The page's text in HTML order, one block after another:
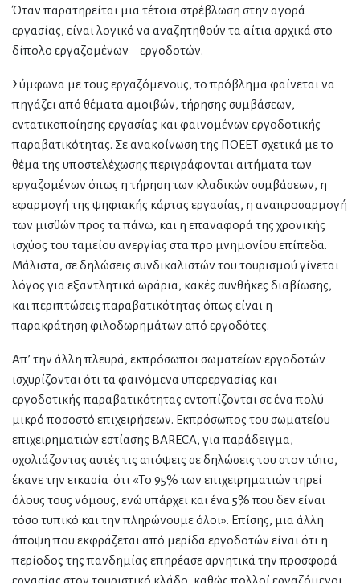
Όταν παρατηρείται μια τέτοια στρέβλωση στην αγορά
εργασίας, είναι λογικό να αναζητηθούν τα αίτια αρχικά στο
δίπολο εργαζομένων – εργοδοτών.
Σύμφωνα με τους εργαζόμενους, το πρόβλημα φαίνεται να
πηγάζει από θέματα αμοιβών, τήρησης συμβάσεων,
εντατικοποίησης εργασίας και φαινομένων εργοδοτικής
παραβατικότητας. Σε ανακοίνωση της ΠΟΕΕΤ σχετικά με το
θέμα της υποστελέχωσης περιγράφονται αιτήματα των
εργαζομένων όπως η τήρηση των κλαδικών συμβάσεων, η
εφαρμογή της ψηφιακής κάρτας εργασίας, η αναπροσαρμογή
των μισθών προς τα πάνω, και η επαναφορά της χρονικής
ισχύος του ταμείου ανεργίας στα προ μνημονίου επίπεδα.
Μάλιστα, σε δηλώσεις συνδικαλιστών του τουρισμού γίνεται
λόγος για εξαντλητικά ωράρια, κακές συνθήκες διαβίωσης,
και περιπτώσεις παραβατικότητας όπως είναι η
παρακράτηση φιλοδωρημάτων από εργοδότες.
Απ’ την άλλη πλευρά, εκπρόσωποι σωματείων εργοδοτών
ισχυρίζονται ότι τα φαινόμενα υπερεργασίας και
εργοδοτικής παραβατικότητας εντοπίζονται σε ένα πολύ
μικρό ποσοστό επιχειρήσεων. Εκπρόσωπος του σωματείου
επιχειρηματιών εστίασης BARECA, για παράδειγμα,
σχολιάζοντας αυτές τις απόψεις σε δηλώσεις του στον τύπο,
έκανε την εικασία ότι «Το 95% των επιχειρηματιών τηρεί
όλους τους νόμους, ενώ υπάρχει και ένα 5% που δεν είναι
τόσο τυπικό και την πληρώνουμε όλοι». Επίσης, μια άλλη
άποψη που εκφράζεται από μερίδα εργοδοτών είναι ότι η
περίοδος της πανδημίας επηρέασε αρνητικά την προσφορά
εργασίας στον τουριστικό κλάδο, καθώς πολλοί εργαζόμενοι